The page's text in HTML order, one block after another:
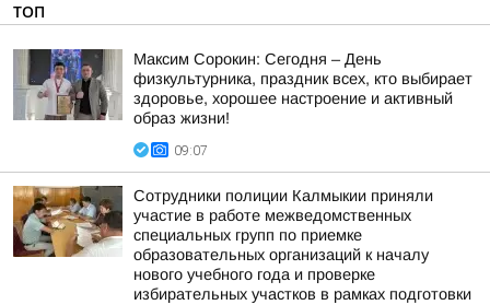
ТОП
Максим Сорокин: Сегодня – День
физкультурника, праздник всех, кто выбирает
здоровье, хорошее настроение и активный
образ жизни!
09:07
Сотрудники полиции Калмыкии приняли
участие в работе межведомственных
специальных групп по приемке
образовательных организаций к началу
нового учебного года и проверке
избирательных участков в рамках подготовки